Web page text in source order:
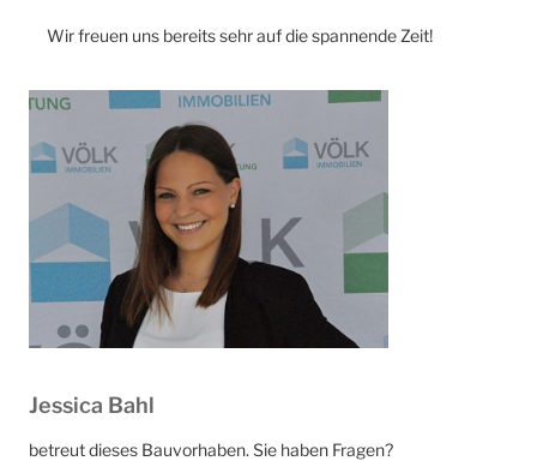
Wir freuen uns bereits sehr auf die spannende Zeit!
Jessica Bahl
betreut dieses Bauvorhaben. Sie haben Fragen?